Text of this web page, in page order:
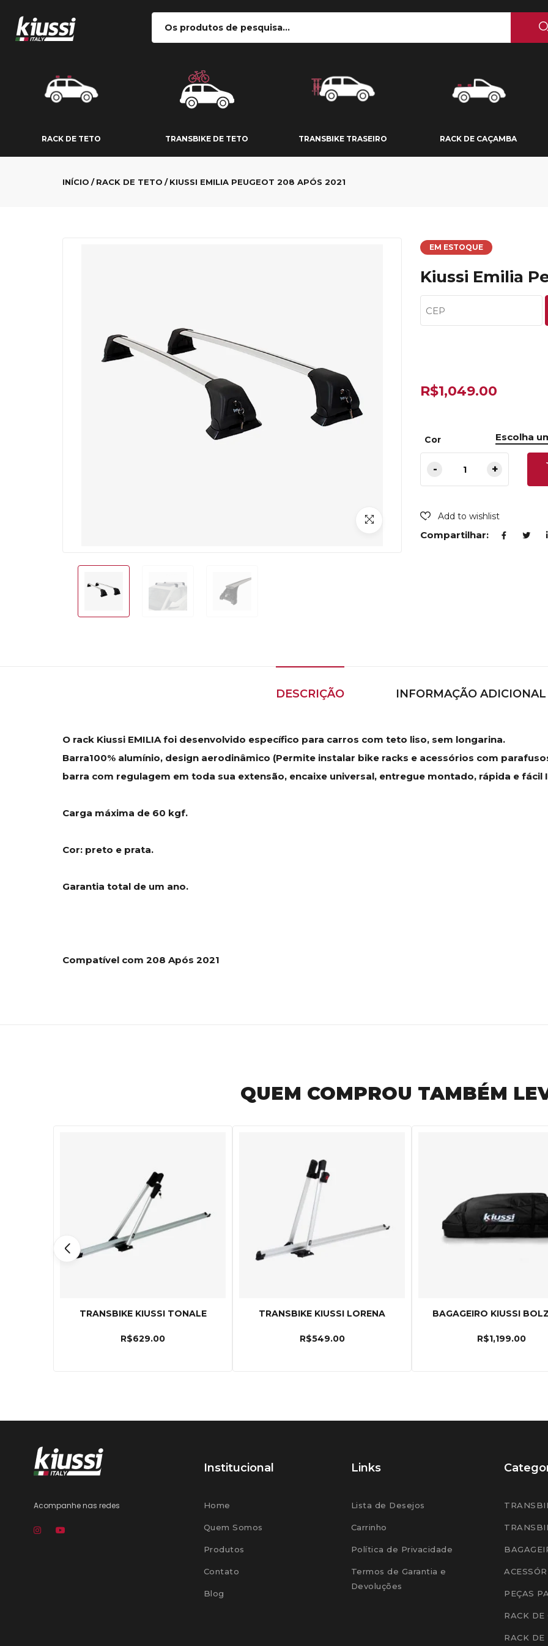
RACK DE TETO TRANSBIKE DE TETO TRANSBIKE TRASEIRO RACK DE CAÇAMBA
TRANSBIKE DE TETO
INÍCIO RACK DE TETO KIUSSI EMILIA PEUGEOT 208 APÓS 2021
EM ESTOQUE
Kiussi Emilia
R$1,049.00
Cor
Add to wishlist
Compartilhar:
DESCRIÇÃO INFORMAÇÃO ADICIONAL
O rack Kiussi EMILIA foi desenvolvido específico para carros com teto liso, sem longarina.
Barra100% alumínio, design aerodinâmico (Permite instalar bike racks e acessórios com
barra com regulagem em toda sua extensão, encaixe universal, entregue montado, rápida e fácil
Carga máxima de 60 kgf.
Cor: preto e prata.
Garantia total de um ano.
Compatível com 208 Após 2021
QUEM COMPROU TAMBÉM
TRANSBIKE KIUSSI TONALE
R$629.00
TRANSBIKE KIUSSI LORENA
R$549.00
BAGAGEIRO KIUSSI
R$1,199.00
Acompanhe nas redes
Institucional
Home
Quem Somos
Produtos
Contato
Blog
Links
Lista de Desejos
Carrinho
Política de Privacidade
Termos de Garantia e
Devoluções
PEÇAS
RACK DE
RACK DE